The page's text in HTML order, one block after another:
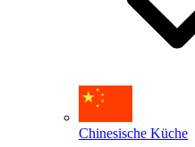
Chinesische Küche